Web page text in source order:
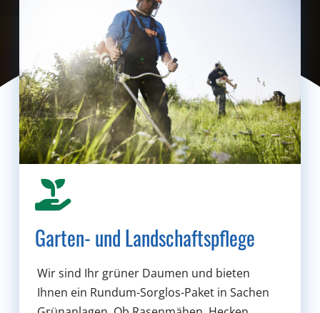
Garten- und Landschaftspflege
Wir sind Ihr grüner Daumen und bieten
Ihnen ein Rundum-Sorglos-Paket in Sachen